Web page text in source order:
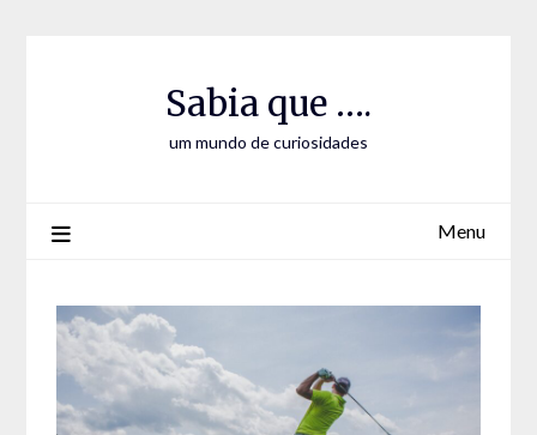
Sabia que ….
um mundo de curiosidades
Menu